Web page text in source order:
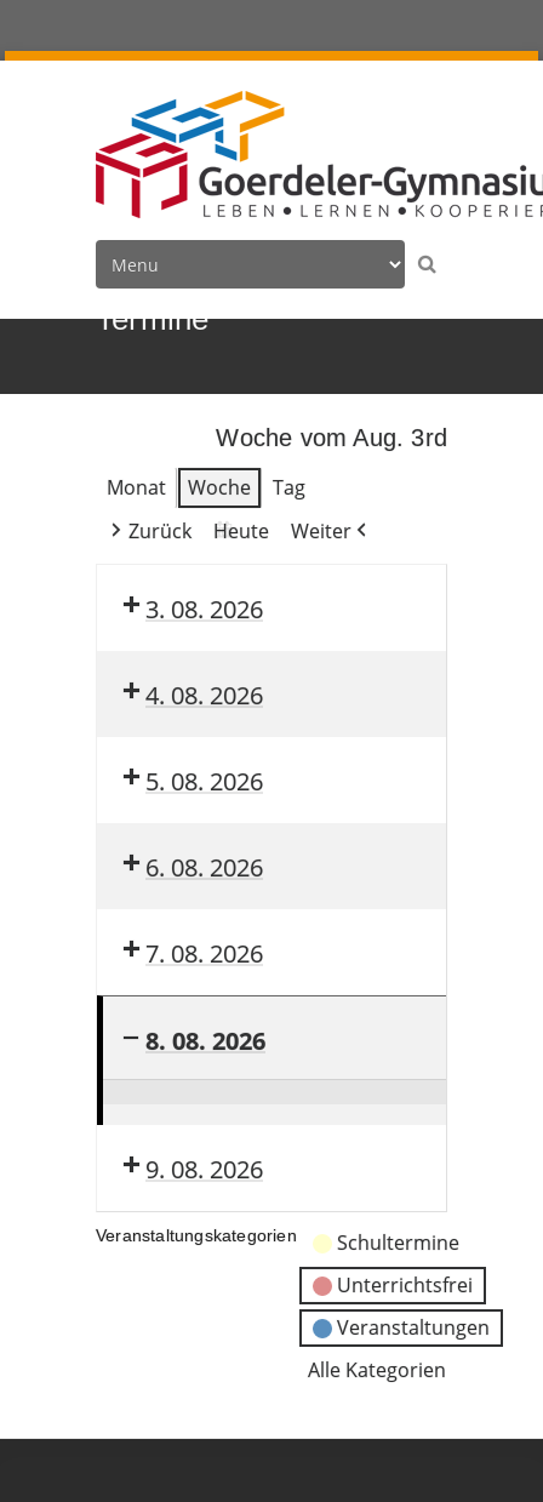
Termine
Woche vom Aug. 3rd
Monat
Woche
Tag
Zurück
Heute Weiter
3. 08. 2026
4. 08. 2026
5. 08. 2026
6. 08. 2026
7. 08. 2026
8. 08. 2026
9. 08. 2026
Veranstaltungskategorien
Schultermine
Unterrichtsfrei
Veranstaltungen
Alle Kategorien